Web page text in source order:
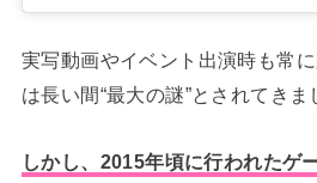
実写動画やイベント出演時も常
は長い間“最大の謎”とされてきま
しかし、2015年頃に行われたゲ